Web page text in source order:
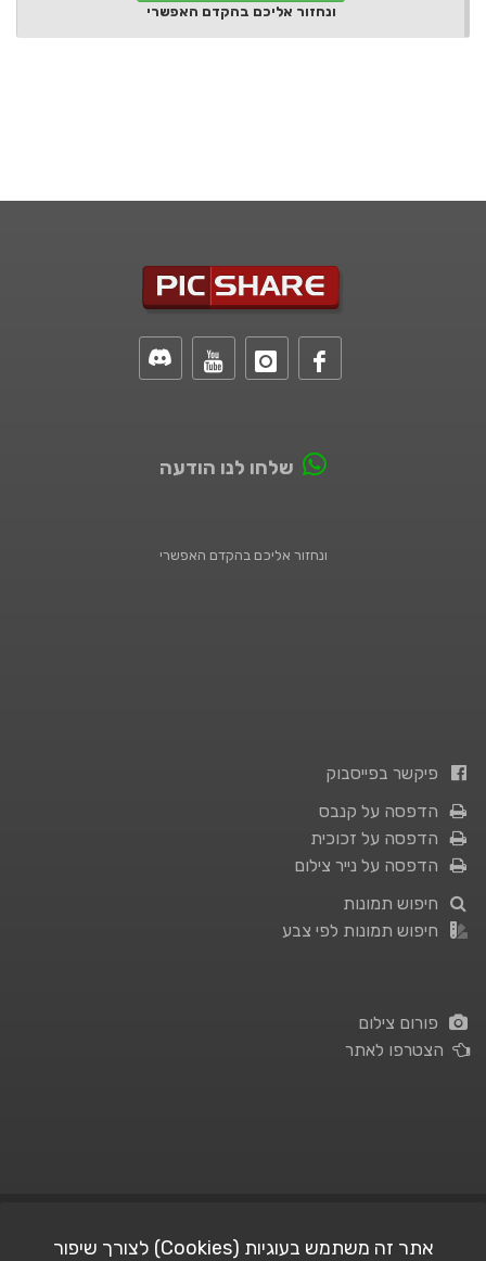
ונחזור אליכם בהקדם האפשרי
שלחו לנו הודעה
ונחזור אליכם בהקדם האפשרי
פיקשר בפייסבוק
הדפסה על קנבס
הדפסה על זכוכית
הדפסה על נייר צילום
חיפוש תמונות
חיפוש תמונות לפי צבע
פורום צילום
הצטרפו לאתר
אתר זה משתמש בעוגיות (Cookies) לצורך שיפור